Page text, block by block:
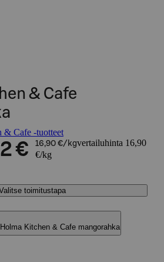
& Cafe
Cafe -tuotteet
€ 16,90 €/kgvertailuhinta 16,90
€/kg
toimitustapa
Kitchen & Cafe mangorahka